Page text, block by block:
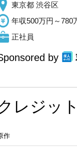
東京都 渋谷区
年収500万円～780
正社員
by
レジット
作